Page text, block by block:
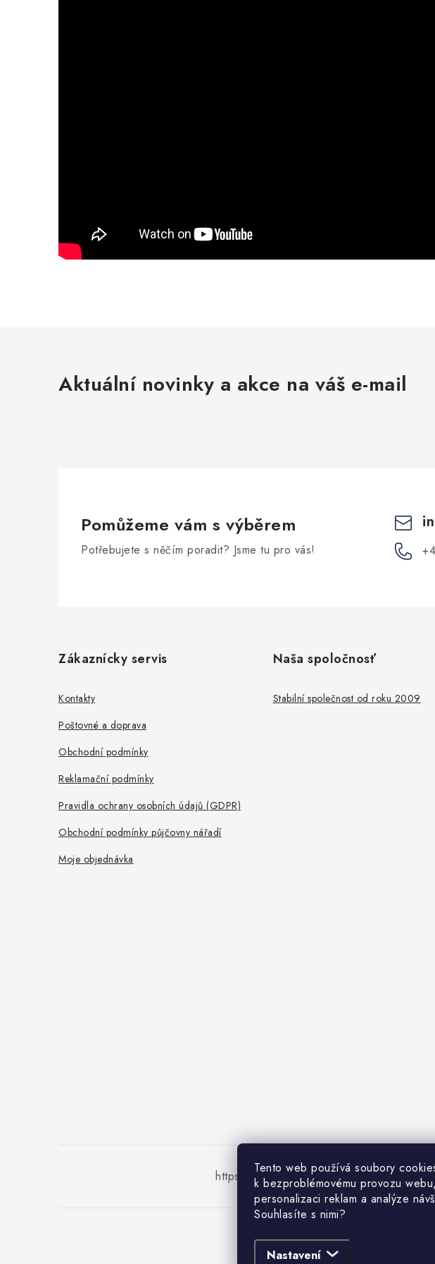
Tento web používá soubory
k bezproblémovému provozu webu,
personalizaci reklam a analýze
Souhlasíte s nimi?
Nastavení
Aktuální novinky a akce na váš e-mail
Pomůžeme vám s výběrem
Potřebujete s něčím poradit? Jsme tu pro vás!
Zákaznícky servis
Kontakty
Poštovné a doprava
Obchodní podmínky
Reklamační podmínky
Pravidla ochrany osobních údajů (GDPR)
Obchodní podmínky půjčovny nářadí
Moje objednávka
Naša spoločnosť
Stabilní společnost od roku 2009
https://www.ohrievaciatechnika.sk/
Copyright 2026